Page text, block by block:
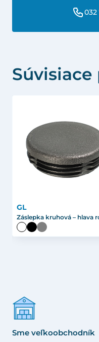
032
GL
Záslepka kruhová – hlava
Sme veľkoobchodník